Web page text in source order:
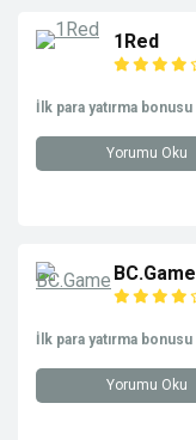
1Red
İlk para yatırma bonusu
Yorumu Oku
BC.Game
İlk para yatırma bonusu
Yorumu Oku